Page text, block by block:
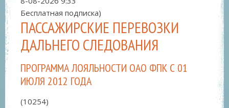
Бесплатная подписка)
ПАССАЖИРСКИЕ ПЕРЕВОЗКИ
ДАЛЬНЕГО СЛЕДОВАНИЯ
ПРОГРАММА ЛОЯЛЬНОСТИ ОАО ФПК С 01
ИЮЛЯ 2012 ГОДА
(10254)